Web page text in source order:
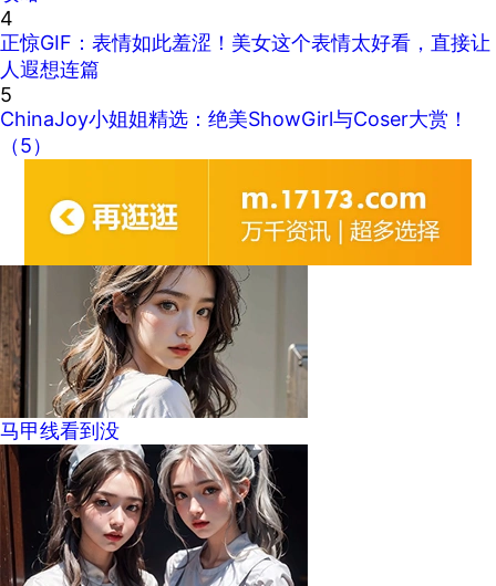
4
正惊GIF：表情如此羞涩！美女这个表情太好看，直接让
人遐想连篇
5
ChinaJoy小姐姐精选：绝美ShowGirl与Coser大赏！
（5）
马甲线看到没